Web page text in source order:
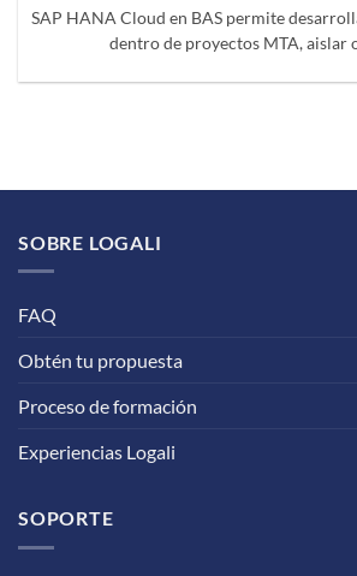
SAP HANA Cloud en BAS permite
dentro de proyectos MTA, aislar
SOBRE LOGALI
FAQ
Obtén tu propuesta
Proceso de formación
Experiencias Logali
SOPORTE